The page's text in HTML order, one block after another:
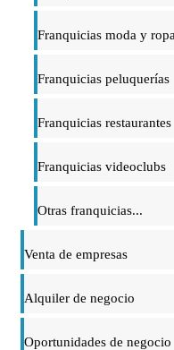
Franquicias moda y ropa
Franquicias peluquerías
Franquicias restaurantes
Franquicias videoclubs
Otras franquicias...
Venta de empresas
Alquiler de negocio
Oportunidades de negocio